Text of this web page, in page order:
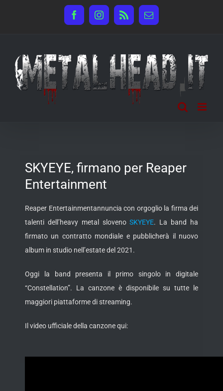
FacebookInstagram
Rss Email
SKYEYE, firmano per Reaper
Entertainment
Reaper Entertainmentannuncia con orgoglio la firma dei
talenti dell’heavy metal slovenoSKYEYE. La band ha
firmato un contratto mondiale e pubblicherà il nuovo
album in studio nell’estate del 2021.
Oggi la band presenta il primo singolo in digitale
“Constellation”. La canzone è disponibile su tutte le
maggiori piattaforme di streaming.
Il video ufficiale della canzone qui: